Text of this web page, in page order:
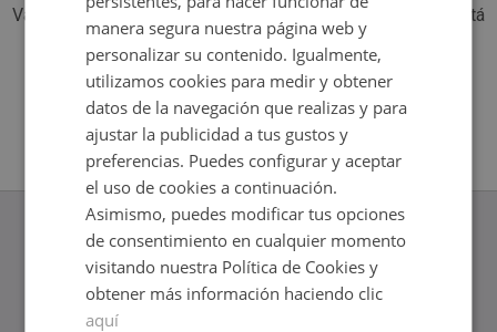
Vaya, parece que el inmueble que estás buscando ya no está
disponible, pero tenemos muchas más opciones...
Volver a buscar
manera segura nuestra página web y
personalizar su contenido. Igualmente,
utilizamos cookies para medir y obtener
datos de la navegación que realizas y para
ajustar la publicidad a tus gustos y
preferencias. Puedes configurar y aceptar
el uso de cookies a continuación.
Asimismo, puedes modificar tus opciones
de consentimiento en cualquier momento
visitando nuestra Política de Cookies y
obtener más información haciendo clic
aquí